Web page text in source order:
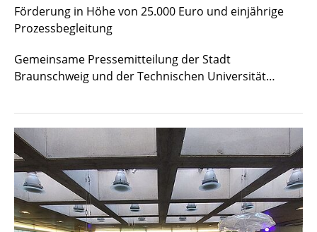
Förderung in Höhe von 25.000 Euro und einjährige
Prozessbegleitung
Gemeinsame Pressemitteilung der Stadt
Braunschweig und der Technischen Universität…